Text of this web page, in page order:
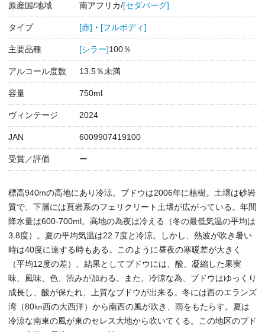
原産国/地域 南アフリカ/[セダバーグ]
タイプ [赤] ・ [フルボディ]
主要品種 [シラー] 100％
アルコール度数 13.5％未満
容量 750ml
ヴィンテージ 2024
JAN 6009907419100
受賞／評価 ー
標高940mの高地にあり冷涼。ブドウは2006年に植樹。土壌は砂岩
質で、下層には頁岩系のフェリクリート土壌が広がっている。年間
降水量は600-700ml。高地の為夜は冷える（冬の最低気温の平均は
3.8度）。夏の平均気温は22.7度と冷涼。しかし、熱波が吹き暑い
時は40度に達する時もある。このように昼夜の寒暖差が大きく
（平均12度の差）、結果としてブドウには、酸、凝縮した果実
味、風味、色、渋みが加わる。また、冷涼な為、ブドウはゆっくり
成長し、酸が保たれ、上質なブドウが出来る。冬には西のエランズ
湾（80㎞西の大西洋）から南西の風が吹き、雨をもたらす。夏は
冷涼な南東の風が東のセレス大地から吹いてくる。この地区のブド